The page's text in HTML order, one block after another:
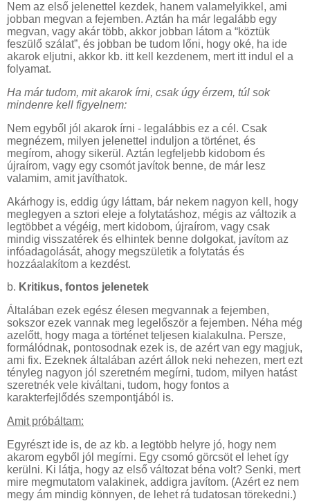
Nem az első jelenettel kezdek, hanem valamelyikkel, ami
jobban megvan a fejemben. Aztán ha már legalább egy
megvan, vagy akár több, akkor jobban látom a “köztük
feszülő szálat”, és jobban be tudom lőni, hogy oké, ha ide
akarok eljutni, akkor kb. itt kell kezdenem, mert itt indul el a
folyamat.
Ha már tudom, mit akarok írni, csak úgy érzem, túl sok
mindenre kell figyelnem:
Nem egyből jól akarok írni - legalábbis ez a cél. Csak
megnézem, milyen jelenettel induljon a történet, és
megírom, ahogy sikerül. Aztán legfeljebb kidobom és
újraírom, vagy egy csomót javítok benne, de már lesz
valamim, amit javíthatok.
Akárhogy is, eddig úgy láttam, bár nekem nagyon kell, hogy
meglegyen a sztori eleje a folytatáshoz, mégis az változik a
legtöbbet a végéig, mert kidobom, újraírom, vagy csak
mindig visszatérek és elhintek benne dolgokat, javítom az
infóadagolását, ahogy megszületik a folytatás és
hozzáalakítom a kezdést.
b. Kritikus, fontos jelenetek
Általában ezek egész élesen megvannak a fejemben,
sokszor ezek vannak meg legelőször a fejemben. Néha még
azelőtt, hogy maga a történet teljesen kialakulna. Persze,
formálódnak, pontosodnak ezek is, de azért van egy magjuk,
ami fix. Ezeknek általában azért állok neki nehezen, mert ezt
tényleg nagyon jól szeretném megírni, tudom, milyen hatást
szeretnék vele kiváltani, tudom, hogy fontos a
karakterfejlődés szempontjából is.
Amit próbáltam:
Egyrészt ide is, de az kb. a legtöbb helyre jó, hogy nem
akarom egyből jól megírni. Egy csomó görcsöt el lehet így
kerülni. Ki látja, hogy az első változat béna volt? Senki, mert
mire megmutatom valakinek, addigra javítom. (Azért ez nem
megy ám mindig könnyen, de lehet rá tudatosan törekedni.)